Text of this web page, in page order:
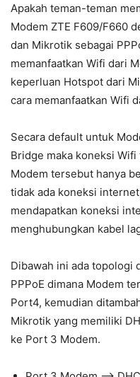
Apakah teman-teman
Modem ZTE F609/F660
dan Mikrotik sebagai
memanfaatkan Wifi dari
keperluan Hotspot dari
cara memanfaatkan Wifi
Secara default untuk
Bridge maka koneksi
Modem tersebut hanya
tidak ada koneksi
mendapatkan koneksi
menghubungkan kabel
Dibawah ini ada topologi
PPPoE dimana Modem
Port4, kemudian
Mikrotik yang memiliki
ke Port 3 Modem.